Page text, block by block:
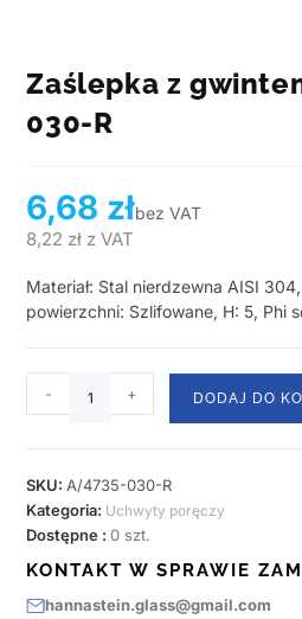
Zaślepka z
030-R
6,68 złbez VAT
8,22 zł z VAT
Materiał: Stal nierdzewna AISI
powierzchni: Szlifowane, H: 5, Phi
- + DODAJ DO
SKU: A/4735-030-R
Kategoria: Uchwyty poręczy
Dostępne :0 szt.
KONTAKT W SPRAWIE
hannastein.glass@gmail.com